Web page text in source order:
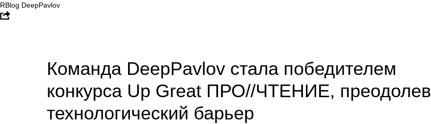
RBlog DeepPavlov
Команда DeepPavlov стала победителем
конкурса Up Great ПРО//ЧТЕНИЕ, преодолев
технологический барьер